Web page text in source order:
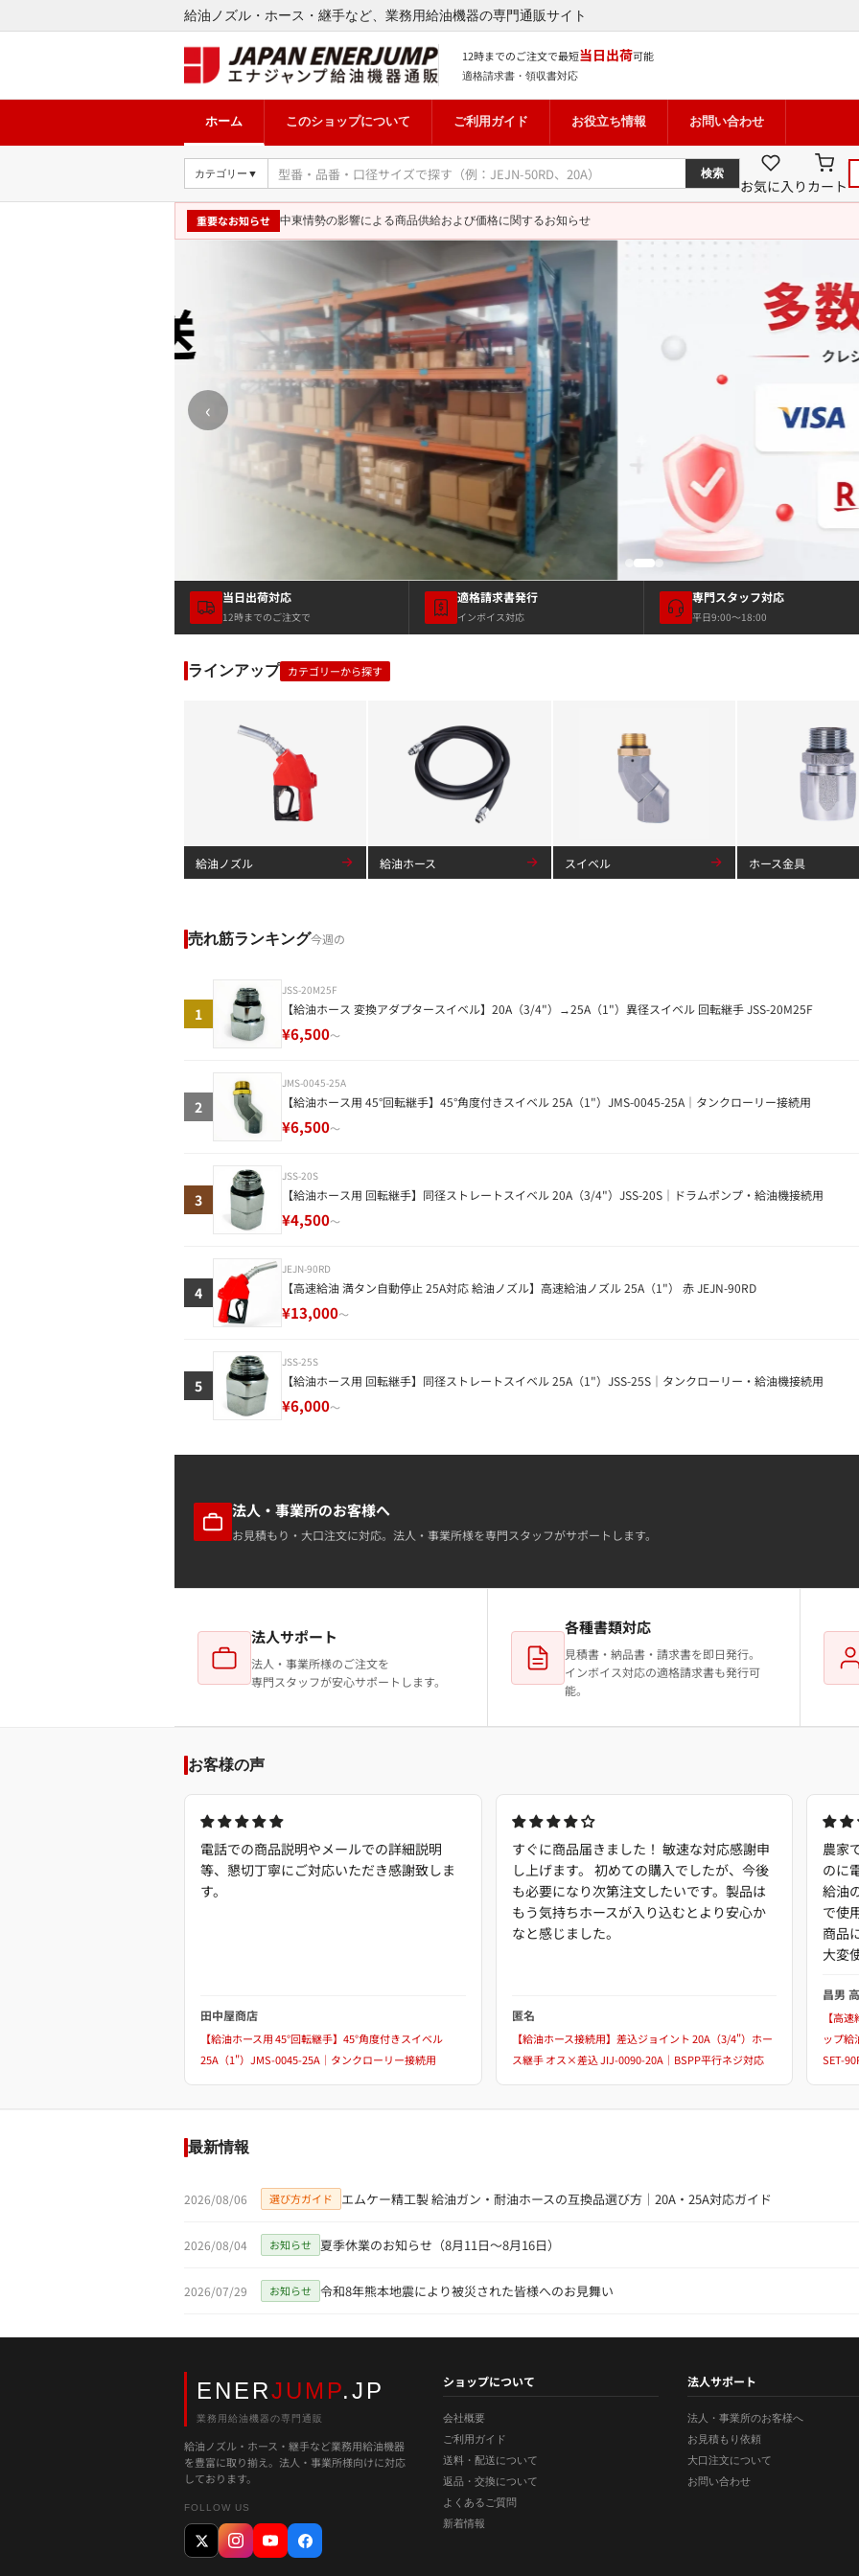
給油ノズル・ホース・継手など、業務用給油機器の専門通販サイト
12時までのご注文で最短当日出荷可能
適格請求書・領収書対応
ホーム このショップについて ご利用ガイド お役立ち情報 お問い合わせ
カテゴリー▼ 検索
お気に入り カート
重要なお知らせ 中東情勢の影響による商品供給および価格に関するお知らせ
‹
当日出荷対応
12時までのご注文で
適格請求書発行
インボイス対応
専門スタッフ対応
平日9:00〜18:00
ラインアップ カテゴリーから探す
給油ノズル 給油ホース スイベル ホース金具
売れ筋ランキング今週の
1
JSS-20M25F
【給油ホース 変換アダプタースイベル】20A（3/4"）→25A（1"）異径スイベル 回転継手 JSS-20M25F
¥6,500～
2
JMS-0045-25A
【給油ホース用 45°回転継手】45°角度付きスイベル 25A（1"）JMS-0045-25A｜タンクローリー接続用
¥6,500～
3
JSS-20S
【給油ホース用 回転継手】同径ストレートスイベル 20A（3/4"）JSS-20S｜ドラムポンプ・給油機接続用
¥4,500～
4
JEJN-90RD
【高速給油 満タン自動停止 25A対応 給油ノズル】高速給油ノズル 25A（1"） 赤 JEJN-90RD
¥13,000～
5
JSS-25S
【給油ホース用 回転継手】同径ストレートスイベル 25A（1"）JSS-25S｜タンクローリー・給油機接続用
¥6,000～
法人・事業所のお客様へ
お見積もり・大口注文に対応。法人・事業所様を専門スタッフがサポートします。
法人サポート
法人・事業所様のご注文を
専門スタッフが安心サポートします。
各種書類対応
見積書・納品書・請求書を即日発行。
インボイス対応の適格請求書も発行可
能。
お客様の声
【給油ホース用 45°回転継手】45°角度付きスイベル
25A（1"）JMS-0045-25A｜タンクローリー接続用
田中屋商店
電話での商品説明やメールでの詳細説明
等、懇切丁寧にご対応いただき感謝致しま
す。
【給油ホース接続用】差込ジョイント 20A（3/4"）ホー
ス継手 オス×差込 JIJ-0090-20A｜BSPP平行ネジ対応
匿名
すぐに商品届きました！ 敏速な対応感謝申
し上げます。 初めての購入でしたが、今後
も必要になり次第注文したいです。製品は
もう気持ちホースが入り込むとより安心か
なと感じました。
【高
ップ給
SET-
昌男
農家
のに
給油
で使
商品
大変
最新情報
2026/08/06 選び方ガイド エムケー精工製 給油ガン・耐油ホースの互換品選び方｜20A・25A対応ガイド
2026/08/04 お知らせ 夏季休業のお知らせ（8月11日～8月16日）
2026/07/29 お知らせ 令和8年熊本地震により被災された皆様へのお見舞い
ENERJUMP.JP
業務用給油機器の専門通販
給油ノズル・ホース・継手など業務用給油機器
を豊富に取り揃え。法人・事業所様向けに対応
しております。
FOLLOW US
ショップについて
会社概要
ご利用ガイド
送料・配送について
返品・交換について
よくあるご質問
新着情報
法人サポート
法人・事業所のお客様へ
お見積もり依頼
大口注文について
お問い合わせ